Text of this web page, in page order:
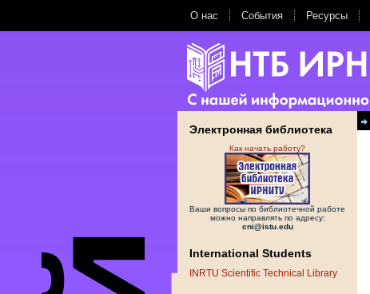
О нас События Ресурсы
Электронная библиотека
Как начать работу?
Ваши вопросы по библиотечной работе
можно направлять по адресу:
cni@istu.edu
International Students
INRTU Scientific Technical Library